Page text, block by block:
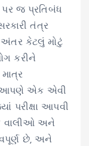
પર જ પ્રતિબંધ
તંત્ર
કેટલું મોટું
કરીને
આપણે એક એવી
પરીક્ષા આપવી
વાલીઓ અને
છે, અને